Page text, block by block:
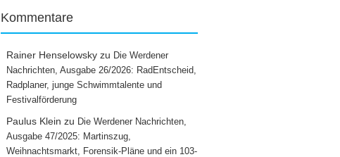
Kommentare
Rainer Henselowsky zu Die Werdener
Nachrichten, Ausgabe 26/2026: RadEntscheid,
Radplaner, junge Schwimmtalente und
Festivalförderung
Paulus Klein zu Die Werdener Nachrichten,
Ausgabe 47/2025: Martinszug,
Weihnachtsmarkt, Forensik-Pläne und ein 103-